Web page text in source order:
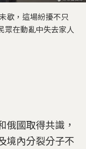
歇，這場紛擾不只
眾在動亂中失去家人
俄國取得共識，
境內分裂分子不